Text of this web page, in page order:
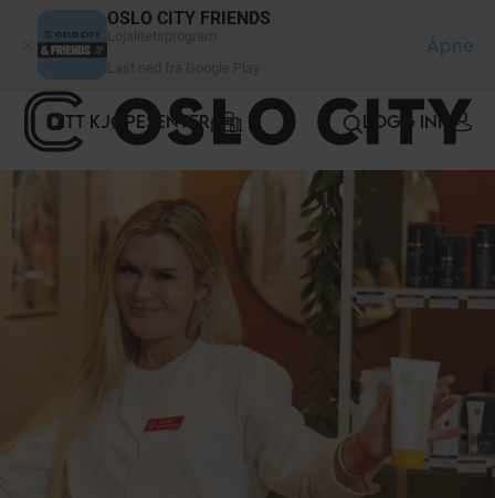
OSLO CITY FRIENDS
Åpne
DITT KJØPESENTER LOGG INN
Panel for informasjonskapsler